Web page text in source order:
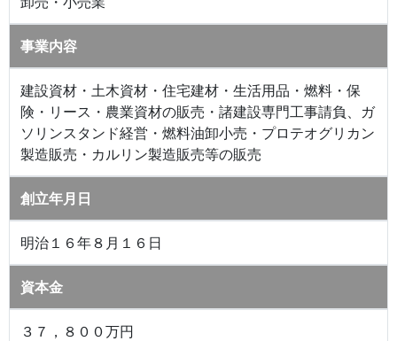
事業内容
建設資材・土木資材・住宅建材・生活用品・燃料・保
険・リース・農業資材の販売・諸建設専門工事請負、ガ
ソリンスタンド経営・燃料油卸小売・プロテオグリカン
製造販売・カルリン製造販売等の販売
創立年月日
明治１６年８月１６日
資本金
３７，８００万円